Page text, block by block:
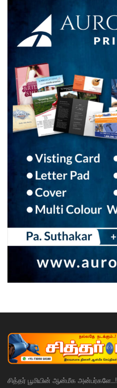
சித்தர் பூமியின் ஆன்மீக அன்பர்களே..!